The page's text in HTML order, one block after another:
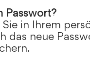
Passwort?
in Ihrem
das neue